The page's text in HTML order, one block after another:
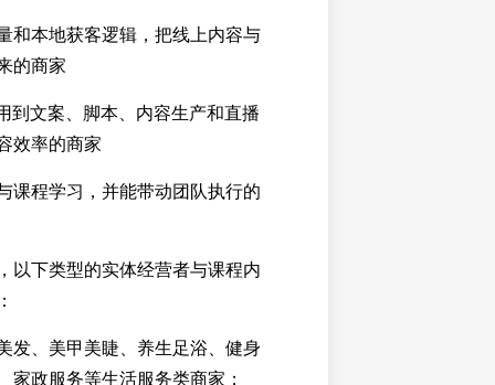
和本地获客逻辑，把线上内容与
的商家
到文案、脚本、内容生产和直播
效率的商家
课程学习，并能带动团队执行的
以下类型的实体经营者与课程内
发、美甲美睫、养生足浴、健身
家政服务等生活服务类商家；